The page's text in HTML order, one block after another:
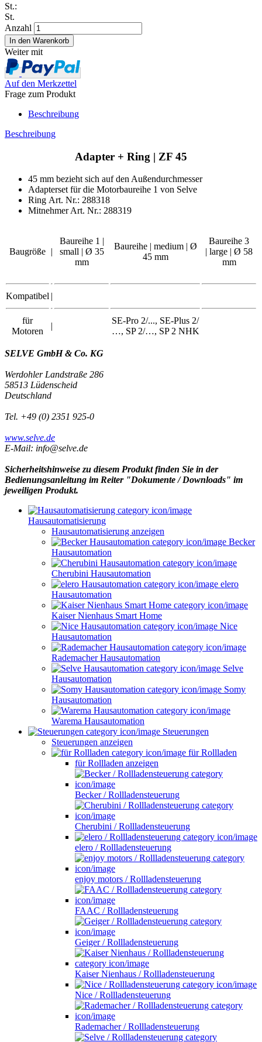
St.:
St.
Anzahl
Weiter mit
Auf den Merkzettel
Frage zum Produkt
Beschreibung
Beschreibung
Adapter + Ring | ZF 45
45 mm bezieht sich auf den Außendurchmesser
Adapterset für die Motorbaureihe 1 von Selve
Ring Art. Nr.: 288318
Mitnehmer Art. Nr.: 288319
Baugröße |
Baureihe 1 |
small | Ø 35
mm
Baureihe | medium | Ø
45 mm
Baureihe 3
| large | Ø 58
mm
Kompatibel |
für
Motoren
|
SE-Pro 2/..., SE-Plus 2/
…, SP 2/…, SP 2 NHK
SELVE GmbH & Co. KG
Werdohler Landstraße 286
58513 Lüdenscheid
Deutschland
Tel. +49 (0) 2351 925-0
www.selve.de
E-Mail: info@selve.de
Sicherheitshinweise zu diesem Produkt finden Sie in der
Bedienungsanleitung im Reiter "Dokumente / Downloads" im
jeweiligen Produkt.
Hausautomatisierung
Hausautomatisierung anzeigen
Becker
Hausautomation
Cherubini Hausautomation
elero
Hausautomation
Kaiser Nienhaus Smart Home
Nice
Hausautomation
Rademacher Hausautomation
Selve
Hausautomation
Somy
Hausautomation
Warema Hausautomation
Steuerungen
Steuerungen anzeigen
für Rollladen
für Rollladen anzeigen
Becker / Rollladensteuerung
Cherubini / Rollladensteuerung
elero / Rollladensteuerung
enjoy motors / Rollladensteuerung
FAAC / Rollladensteuerung
Geiger / Rollladensteuerung
Kaiser Nienhaus / Rollladensteuerung
Nice / Rollladensteuerung
Rademacher / Rollladensteuerung